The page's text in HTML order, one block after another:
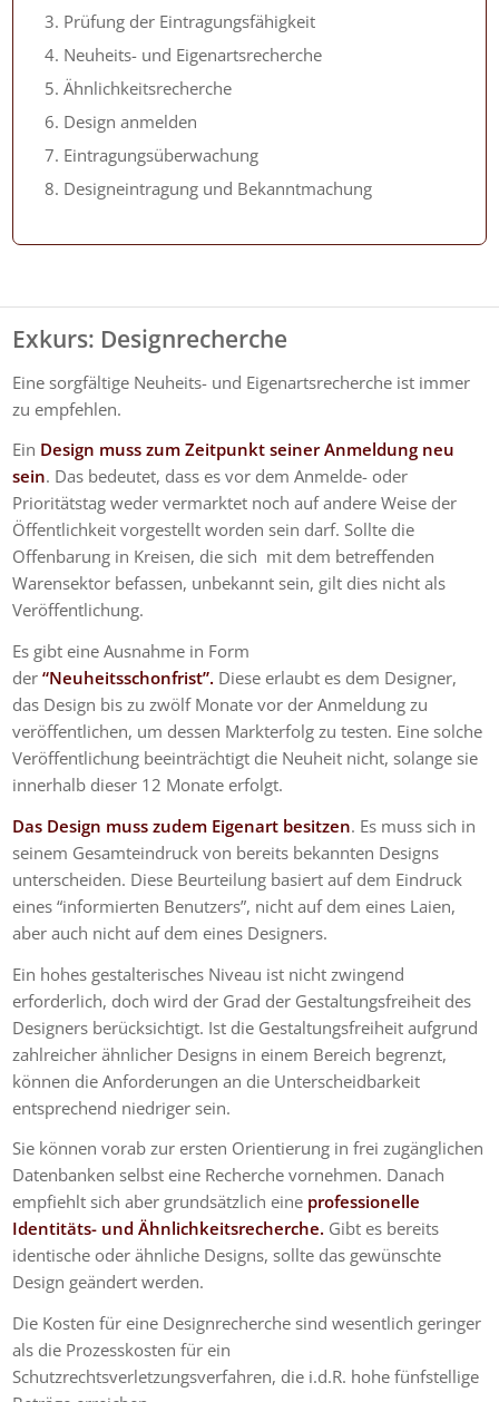
Prüfung der Eintragungsfähigkeit
Neuheits- und Eigenartsrecherche
Ähnlichkeitsrecherche
Design anmelden
Eintragungsüberwachung
Designeintragung und Bekanntmachung
Exkurs: Designrecherche
Eine sorgfältige Neuheits- und Eigenartsrecherche ist immer
zu empfehlen.
Ein Design muss zum Zeitpunkt seiner Anmeldung neu
sein. Das bedeutet, dass es vor dem Anmelde- oder
Prioritätstag weder vermarktet noch auf andere Weise der
Öffentlichkeit vorgestellt worden sein darf. Sollte die
Offenbarung in Kreisen, die sich mit dem betreffenden
Warensektor befassen, unbekannt sein, gilt dies nicht als
Veröffentlichung.
Es gibt eine Ausnahme in Form
der“Neuheitsschonfrist”. Diese erlaubt es dem Designer,
das Design bis zu zwölf Monate vor der Anmeldung zu
veröffentlichen, um dessen Markterfolg zu testen. Eine solche
Veröffentlichung beeinträchtigt die Neuheit nicht, solange sie
innerhalb dieser 12 Monate erfolgt.
Das Design muss zudem Eigenart besitzen. Es muss sich in
seinem Gesamteindruck von bereits bekannten Designs
unterscheiden. Diese Beurteilung basiert auf dem Eindruck
eines “informierten Benutzers”, nicht auf dem eines Laien,
aber auch nicht auf dem eines Designers.
Ein hohes gestalterisches Niveau ist nicht zwingend
erforderlich, doch wird der Grad der Gestaltungsfreiheit des
Designers berücksichtigt. Ist die Gestaltungsfreiheit aufgrund
zahlreicher ähnlicher Designs in einem Bereich begrenzt,
können die Anforderungen an die Unterscheidbarkeit
entsprechend niedriger sein.
Sie können vorab zur ersten Orientierung in frei zugänglichen
Datenbanken selbst eine Recherche vornehmen. Danach
empfiehlt sich aber grundsätzlich eine professionelle
Identitäts- und Ähnlichkeitsrecherche. Gibt es bereits
identische oder ähnliche Designs, sollte das gewünschte
Design geändert werden.
Die Kosten für eine Designrecherche sind wesentlich geringer
als die Prozesskosten für ein
Schutzrechtsverletzungsverfahren, die i.d.R. hohe fünfstellige